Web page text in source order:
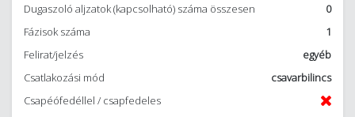
Dugaszoló aljzatok (kapcsolható) száma összesen
0
Fázisok száma
1
Felirat/jelzés
egyéb
Csatlakozási mód
csavarbilincs
Csapéófedéllel / csapfedeles